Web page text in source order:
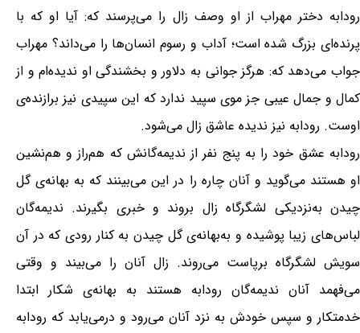
رودابه دختر مهراب از او وصف زال را می‌پرسند که: آیا او که با
پرنده‌ای بزرگ شده است؛ آداب و رسوم انسان‌ها را می‌داند؟ مهراب
جواب می‌دهد که: هرگز جوانی به دلاور و بخشندگی او ندیده‌ام و از
کمال و جمال عیبی جز موی سپید ندارد که این سپیدی نیز برازنده‌ی
اوست. رودابه نیز ندیده عاشق زال می‌شود.
رودابه عشق خود را به پنج نفر از ندیمه‌گانش که هم‌راز و هم‌نشین
او هستند می‌گوید و آنان چاره را در این می‌بینند که به بهانه‌ی گل
چیدن به‌نزدیکی لشگرگاه زال بروند و خبری بگیرند. ندیمه‌گان
لباس‌های زیبا پوشیده و به‌بهانه‌ی گل چیدن به کنار رودی که در آن
سویش لشگرگاه برپاست می‌روند. زال آنان را می‌بیند و وقتی
می‌فهمد آنان ندیمه‌گان رودابه هستند به بهانه‌ی شکار ابتدا
خدمتکار و سپس خودش به نزد آنان می‌رود و درمی‌یابد که رودابه